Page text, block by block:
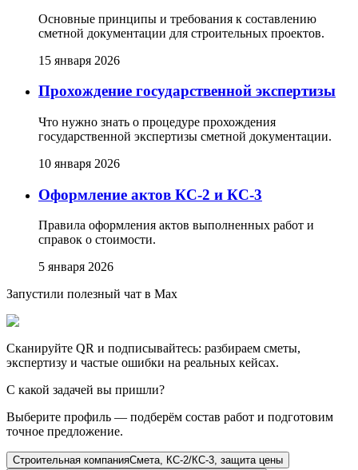
Основные принципы и требования к составлению
сметной документации для строительных проектов.
15 января 2026
Прохождение государственной экспертизы
Что нужно знать о процедуре прохождения
государственной экспертизы сметной документации.
10 января 2026
Оформление актов КС-2 и КС-3
Правила оформления актов выполненных работ и
справок о стоимости.
5 января 2026
Запустили полезный чат в Max
Сканируйте QR и подписывайтесь: разбираем сметы,
экспертизу и частые ошибки на реальных кейсах.
С какой задачей вы пришли?
Выберите профиль — подберём состав работ и подготовим
точное предложение.
Строительная компанияСмета, КС-2/КС-3, защита цены